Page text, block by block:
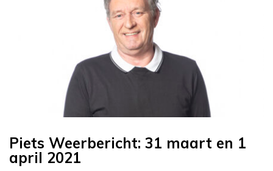
Piets Weerbericht: 31 maart en 1
april 2021